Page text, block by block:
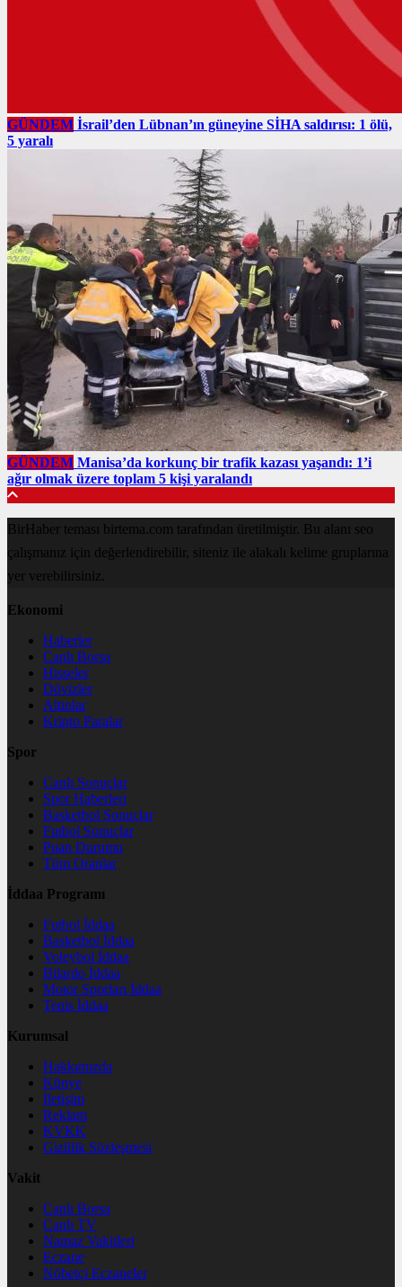
GÜNDEM İsrail’den Lübnan’ın güneyine SİHA saldırısı: 1 ölü,
5 yaralı
GÜNDEM Manisa’da korkunç bir trafik kazası yaşandı: 1’i
ağır olmak üzere toplam 5 kişi yaralandı
BirHaber teması birtema.com tarafından üretilmiştir. Bu alanı seo
çalışmanız için değerlendirebilir, siteniz ile alakalı kelime gruplarına
yer verebilirsiniz.
Ekonomi
Haberler
Canlı Borsa
Hisseler
Dövizler
Altınlar
Kripto Paralar
Spor
Canlı Sonuçlar
Spor Haberleri
Basketbol Sonuçlar
Futbol Sonuçlar
Puan Durumu
Tüm Oranlar
İddaa Programı
Futbol İddaa
Basketbol İddaa
Voleybol İddaa
Bilardo İddaa
Motor Sporları İddaa
Tenis İddaa
Kurumsal
Hakkımızda
Künye
İletişim
Reklam
KVKK
Gizlilik Sözleşmesi
Vakit
Canlı Borsa
Canlı TV
Namaz Vakitleri
Eczane
Nöbetçi Eczaneler